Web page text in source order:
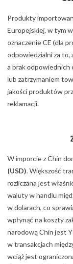
Produkty
Europejskiej, w tym
oznaczenie CE (dla
odpowiedzialni za to,
a brak odpowiednich
lub zatrzymaniem
jakości produktów
reklamacji.
W imporcie z Chin
(USD). Większość
rozliczana jest
waluty w handlu
w dolarach, co
wpłynąć na koszty
narodową Chin jest Y
w transakcjach
wciąż jest